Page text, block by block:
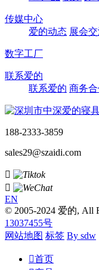
传媒中心
爱的动态 展会
数字工厂
联系爱的
联系爱的 商务
188-2333-3859
sales29@szaidi.com


EN
© 2005-2024 爱的, All
13037455号
网站地图 标签 By sdw
首页